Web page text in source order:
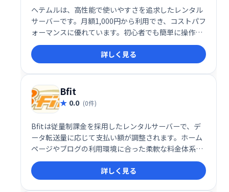
ヘテムルは、高性能で使いやすさを追求したレンタル
サーバーです。月額1,000円から利用でき、コストパフ
ォーマンスに優れています。初心者でも簡単に操作で
きる機能が充実しており、安心してウェブサイトを運
営できます。 安定した高速サーバーで、快適なWeb体
験を提供します。
詳しく見る
Bfit
0.0 (0件)
Bfitは従量制課金を採用したレンタルサーバーで、デ
ータ転送量に応じて支払い額が調整されます。ホーム
ページやブログの利用環境に合った柔軟な料金体系を
提供し、コストの最適化を図ります。
詳しく見る